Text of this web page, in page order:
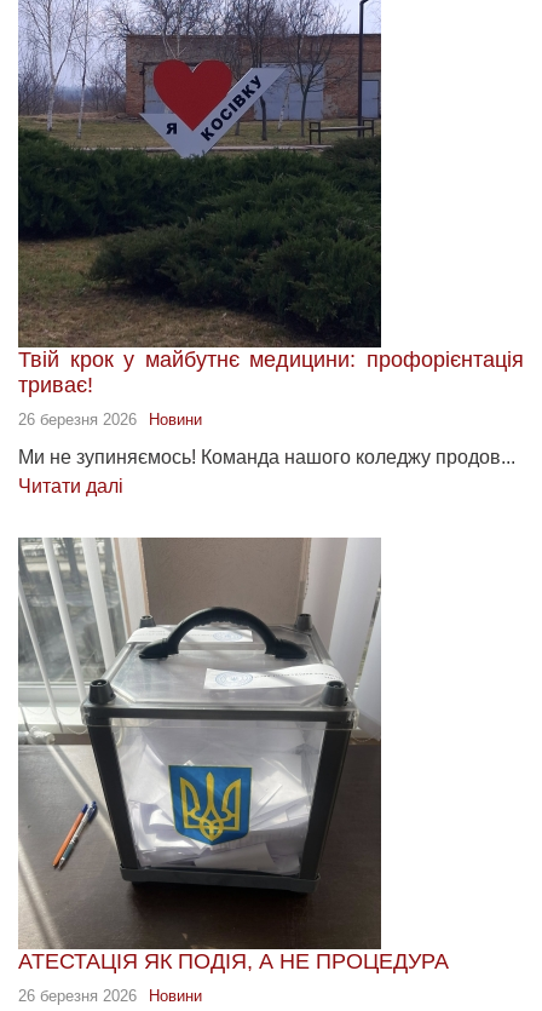
Твій крок у майбутнє медицини: профорієнтація
триває!
26 березня 2026 Новини
Ми не зупиняємось! Команда нашого коледжу продов...
Читати далі
АТЕСТАЦІЯ ЯК ПОДІЯ, А НЕ ПРОЦЕДУРА
26 березня 2026 Новини